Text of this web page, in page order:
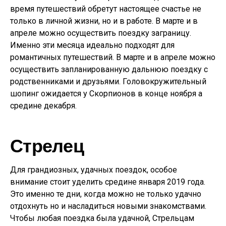
время путешествий обретут настоящее счастье не
только в личной жизни, но и в работе. В марте и в
апреле можно осуществить поездку заграницу.
Именно эти месяца идеально подходят для
романтичных путешествий. В марте и в апреле можно
осуществить запланированную дальнюю поездку с
родственниками и друзьями. Головокружительный
шопинг ожидается у Скорпионов в конце ноября а
средине декабря.
Стрелец
Для грандиозных, удачных поездок, особое
внимание стоит уделить средине января 2019 года.
Это именно те дни, когда можно не только удачно
отдохнуть но и насладиться новыми знакомствами.
Чтобы любая поездка была удачной, Стрельцам